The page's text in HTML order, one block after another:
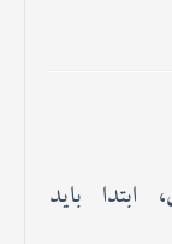
باید